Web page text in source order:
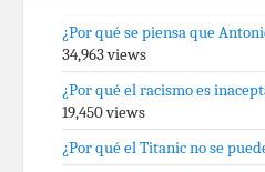
¿Por qué se piensa que
34,963 views
¿Por qué el racismo es
19,450 views
¿Por qué el Titanic no se